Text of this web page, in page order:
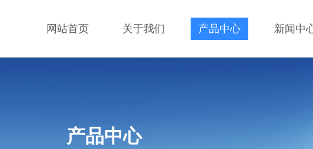
网站首页 关于我们 产品中心 新闻中
产品中心